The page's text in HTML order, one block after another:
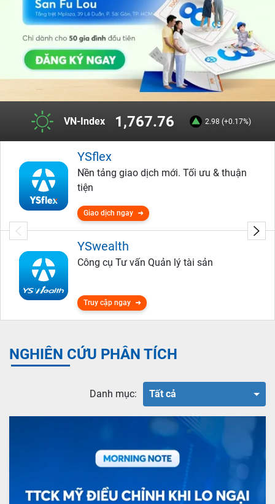
VN-Index 1,767.76 2.98 (+0.17%)
YSflex
Nền tảng giao dịch mới. Tối ưu & thuận
tiện
Giao dịch ngay
YSwealth
Công cụ Tư vấn Quản lý tài sản
Truy cập ngay
NGHIÊN CỨU PHÂN TÍCH
Danh mục: Tất cả